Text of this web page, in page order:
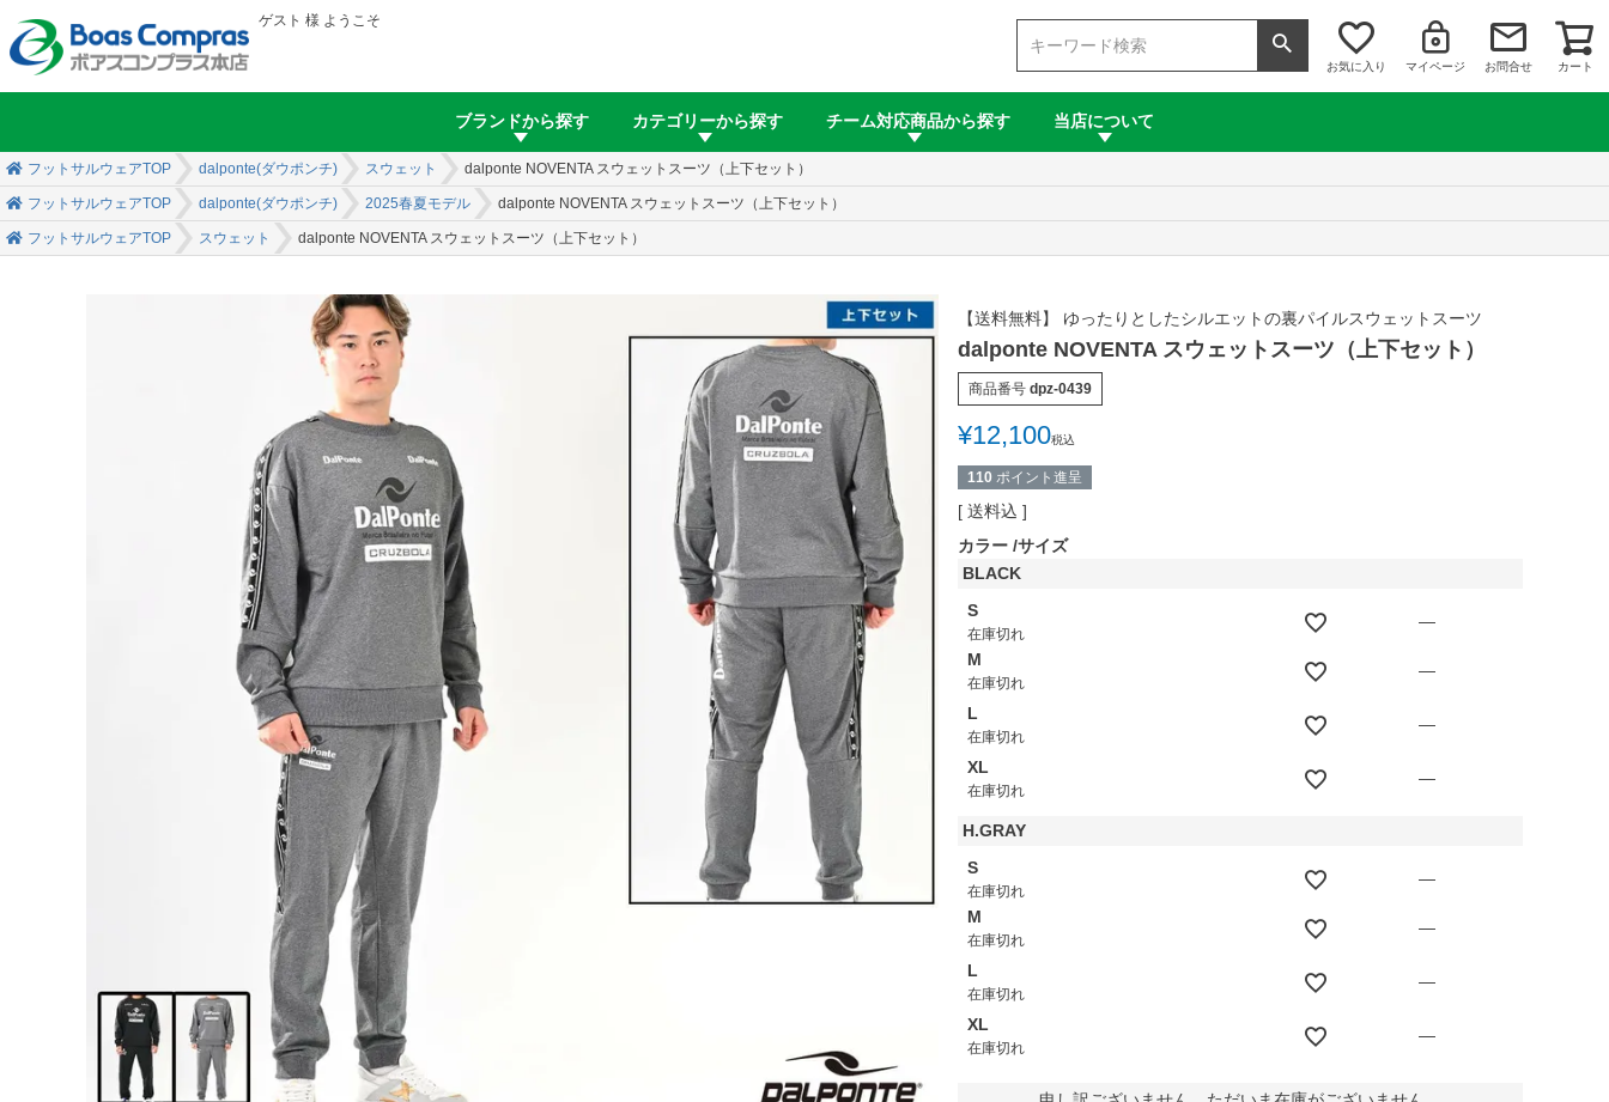
ゲスト 様 ようこそ
お気に入り マイページ お問合せ カート
ブランドから探す カテゴリーから探す チーム対応商品から探す 当店について
フットサルウェアTOP dalponte(ダウポンチ) スウェット dalponte NOVENTA スウェットスーツ（上下セット）
フットサルウェアTOP dalponte(ダウポンチ) 2025春夏モデル dalponte NOVENTA スウェットスーツ（上下セット）
フットサルウェアTOP スウェット dalponte NOVENTA スウェットスーツ（上下セット）
【送料無料】 ゆったりとしたシルエットの裏パイルスウェットスーツ
dalponte NOVENTA スウェットスーツ（上下セット）
商品番号 dpz-0439
¥12,100税込
110 ポイント進呈
送料込
カラー サイズ
BLACK
S
在庫切れ
—
M
在庫切れ
—
L
在庫切れ
—
XL
在庫切れ
—
H.GRAY
S
在庫切れ
—
M
在庫切れ
—
L
在庫切れ
—
XL
在庫切れ
—